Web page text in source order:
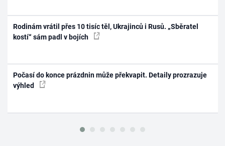
Rodinám vrátil přes 10 tisíc těl, Ukrajinců i Rusů. „Sběratel
kostí“ sám padl v bojích
Počasí do konce prázdnin může překvapit. Detaily prozrazuje
výhled